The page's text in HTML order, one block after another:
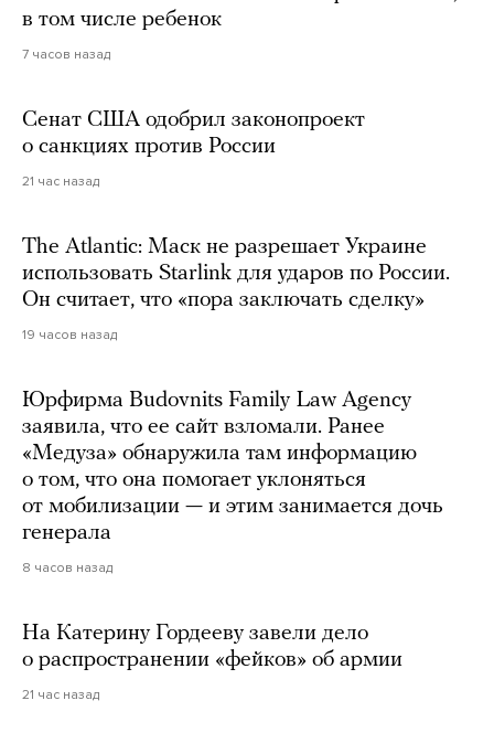
в том числе ребенок
7 часов назад
Сенат США одобрил законопроект
о санкциях против России
21 час назад
The Atlantic: Маск не разрешает Украине
использовать Starlink для ударов по России.
Он считает, что «пора заключать сделку»
19 часов назад
Юрфирма Budovnits Family Law Agency
заявила, что ее сайт взломали. Ранее
«Медуза» обнаружила там информацию
о том, что она помогает уклоняться
от мобилизации — и этим занимается дочь
генерала
8 часов назад
На Катерину Гордееву завели дело
о распространении «фейков» об армии
21 час назад